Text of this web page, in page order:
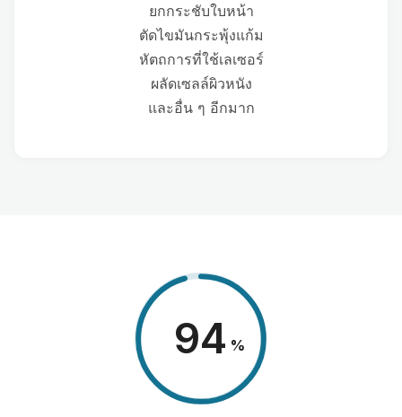
ยกกระชับใบหน้า
ตัดไขมันกระพุ้งแก้ม
หัตถการที่ใช้เลเซอร์
ผลัดเซลล์ผิวหนัง
และอื่น ๆ อีกมาก
98 %